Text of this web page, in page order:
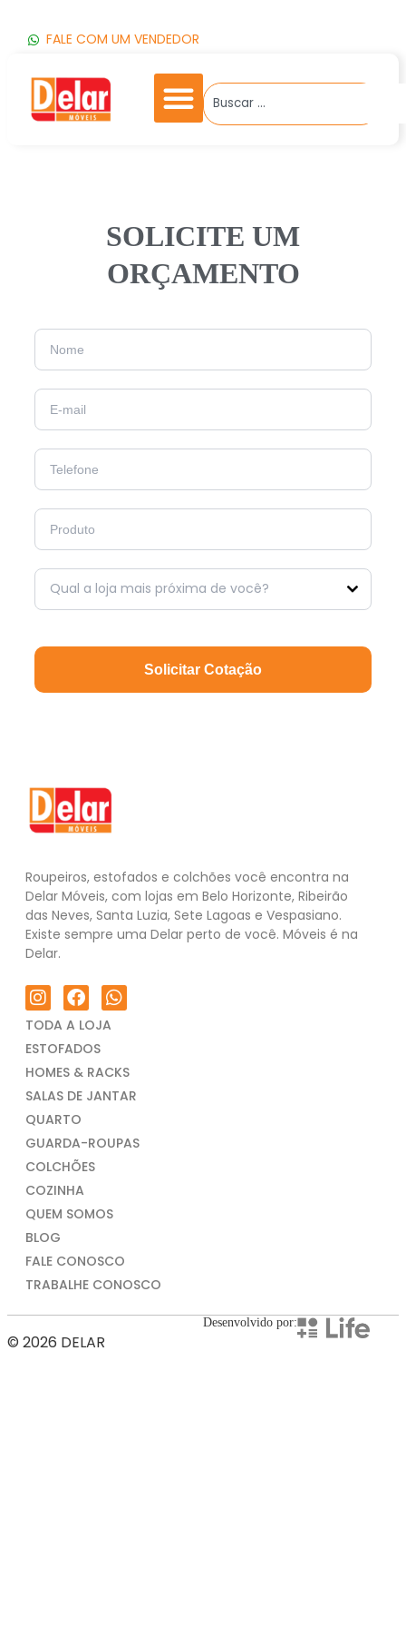
FALE COM UM VENDEDOR
SOLICITE UM
ORÇAMENTO
Qual a loja mais próxima de você?
Solicitar Cotação
Roupeiros, estofados e colchões você encontra na
Delar Móveis, com lojas em Belo Horizonte, Ribeirão
das Neves, Santa Luzia, Sete Lagoas e Vespasiano.
Existe sempre uma Delar perto de você. Móveis é na
Delar.
TODA A LOJA
ESTOFADOS
HOMES & RACKS
SALAS DE JANTAR
QUARTO
GUARDA-ROUPAS
COLCHÕES
COZINHA
QUEM SOMOS
BLOG
FALE CONOSCO
TRABALHE CONOSCO
© 2026 DELAR
Desenvolvido por: